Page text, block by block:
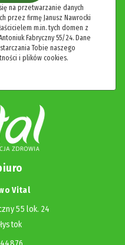
na przetwarzanie danych
przez firmę Janusz Nawrocki
m.in. tych domen z
Fabryczny 55/24. Dane
Tobie naszego
i plików cookies.
Vital
55 lok. 24